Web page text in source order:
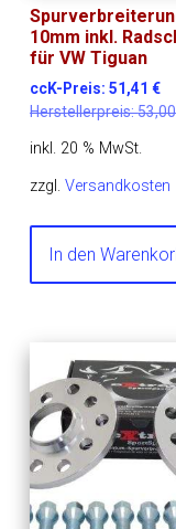
10mm inkl.
für VW Tiguan
ccK-Preis:51,41€
Herstellerpreis:
inkl. 20 % MwSt.
zzgl.Versandkosten
In den